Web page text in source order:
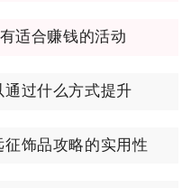
适合赚钱的活动
过什么方式提升
饰品攻略的实用性